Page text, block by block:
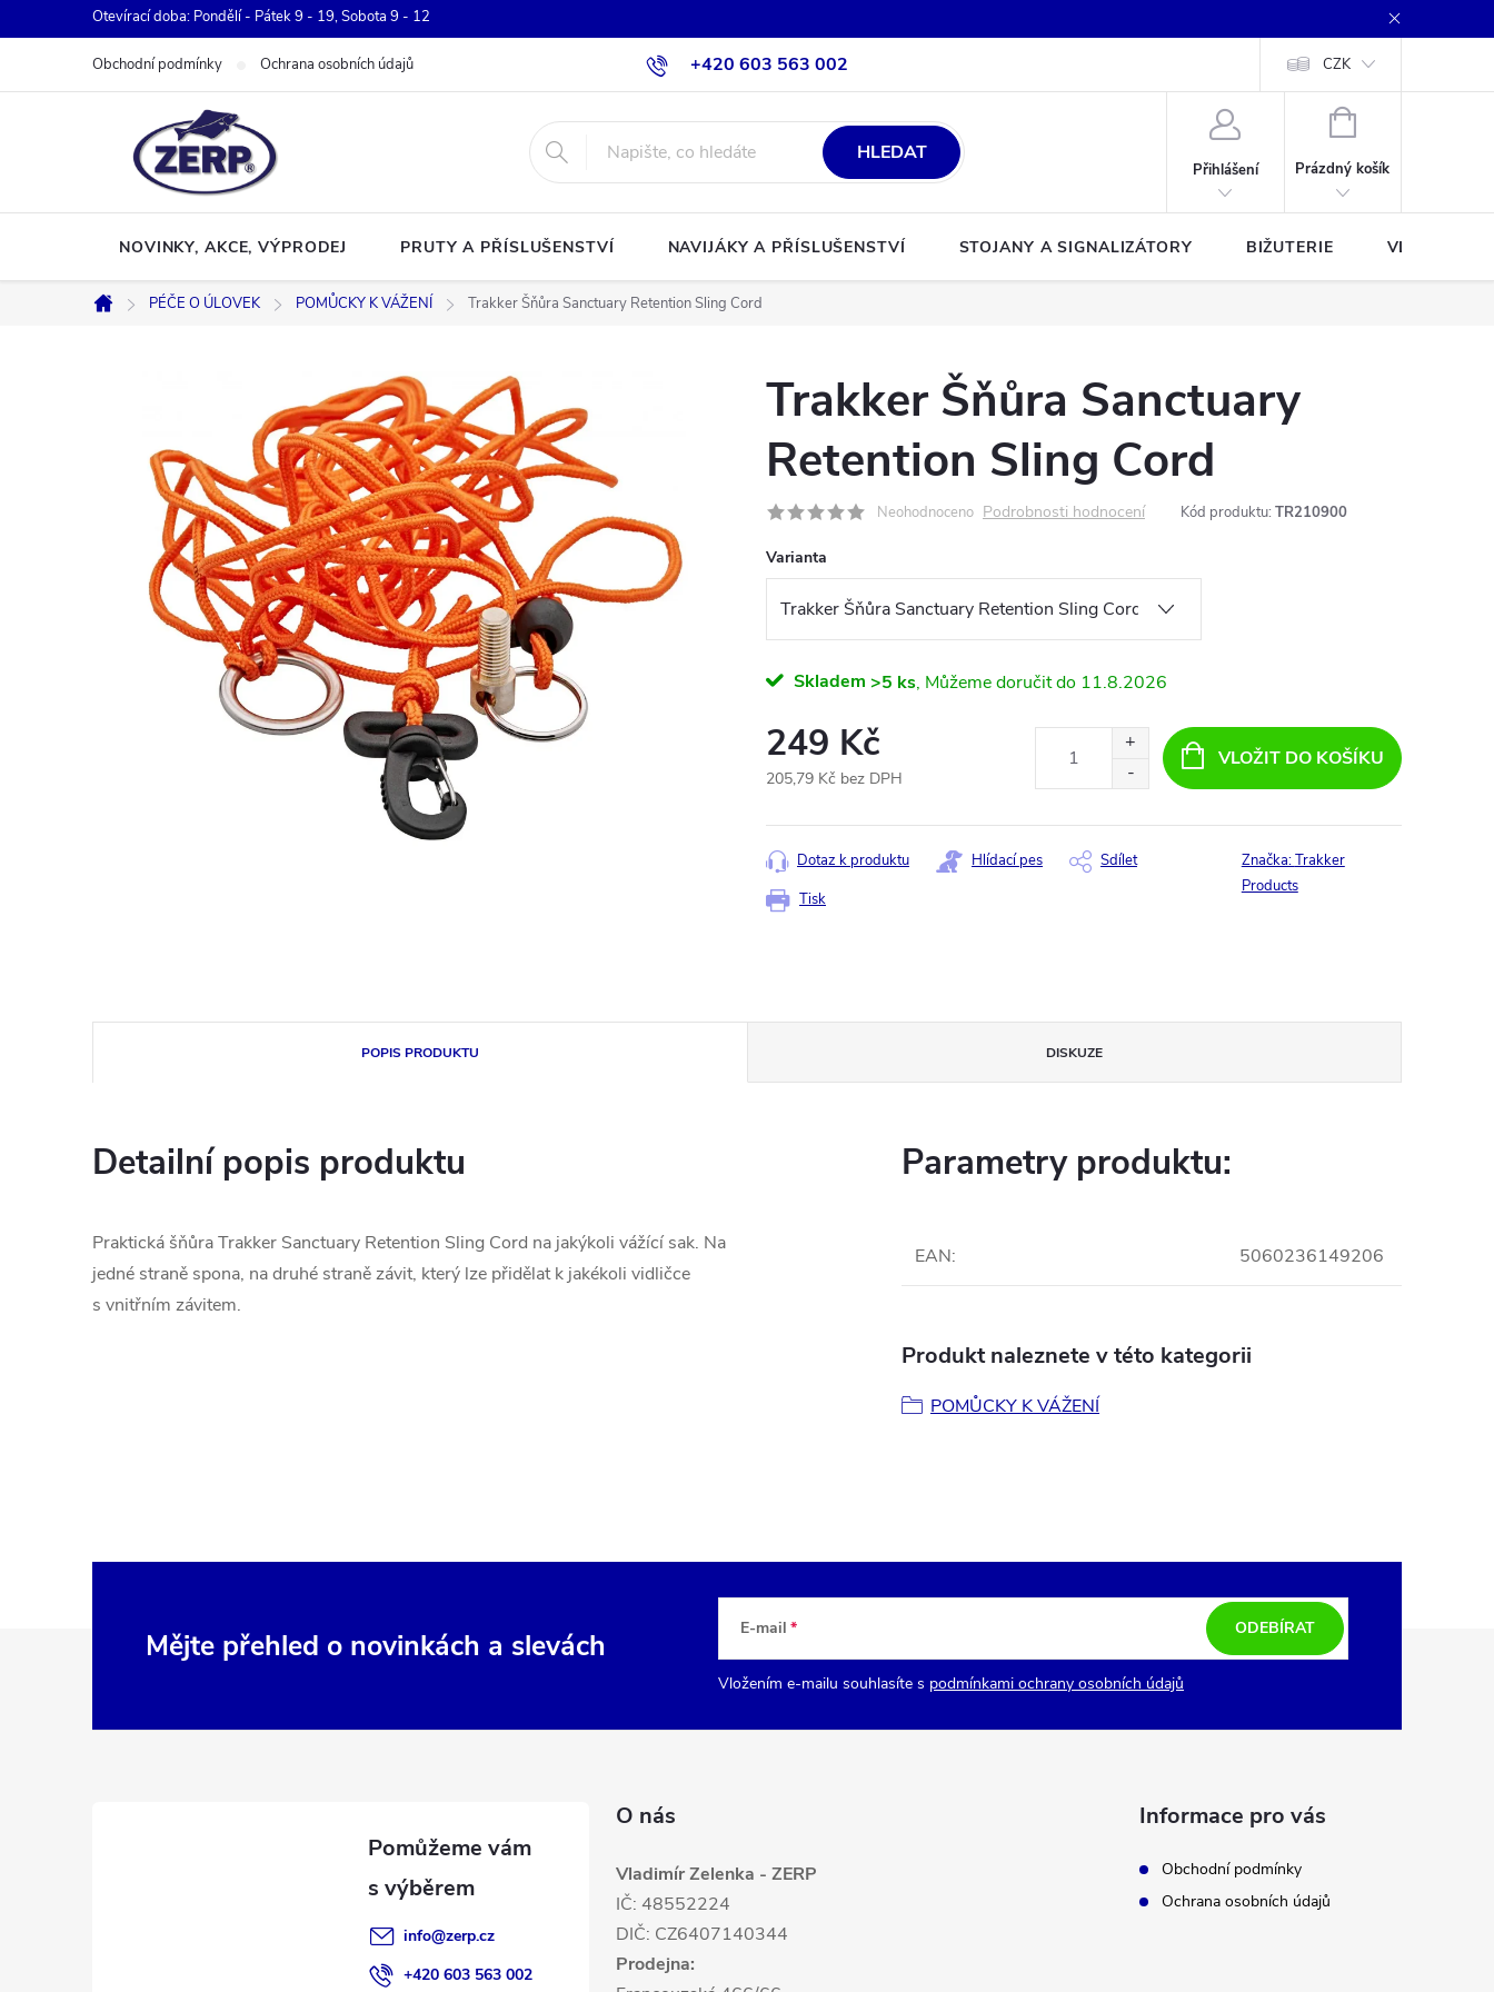
na
Otevírací doba: Pondělí - Pátek 9 - 19, Sobota 9 - 12
+420 603 563 002
Obchodní podmínky Ochrana osobních údajů CZK
HLEDAT
Přihlášení
NÁKUPNÍ
Prázdný košík
NOVINKY, AKCE, VÝPRODEJ PRUTY A PŘÍSLUŠENSTVÍ NAVIJÁKY A PŘÍSLUŠENSTVÍ STOJANY A SIGNALIZÁTORY BIŽUTERIE VLASCE A
Domů
PÉČE O ÚLOVEK POMŮCKY K VÁŽENÍ Trakker Šňůra Sanctuary Retention Sling Cord
Trakker Šňůra Sanctuary
Retention Sling Cord
Neohodnoceno Podrobnosti hodnocení Kód produktu: TR210900
Varianta
Skladem >5 ks 11.8.2026
249 Kč
205,79 Kč bez DPH
cena:
VLOŽIT DO KOŠÍKU
Tisk
Dotaz k produktu Hlídací pes Sdílet Značka:Trakker
Products
POPIS PRODUKTU DISKUZE
Detailní popis produktu
Praktická šňůra Trakker Sanctuary Retention Sling Cord na jakýkoli vážící sak. Na
jedné straně spona, na druhé straně závit, který lze přidělat k jakékoli vidličce
s vnitřním závitem.
Parametry produktu:
EAN: 5060236149206
Produkt naleznete v této kategorii
POMŮCKY K VÁŽENÍ
Mějte přehled o novinkách a slevách E-mail
Vložením e-mailu souhlasíte s podmínkami ochrany osobních údajů
ODEBÍRAT
info@zerp.cz
+420 603 563 002
O nás
Vladimír Zelenka - ZERP
IČ: 48552224
DIČ: CZ6407140344
Prodejna:
Informace pro vás
Obchodní podmínky
Ochrana osobních údajů